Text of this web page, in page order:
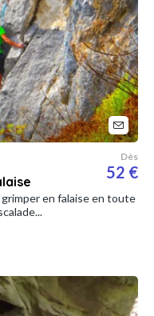
Dès
52 €
grimper en falaise en toute